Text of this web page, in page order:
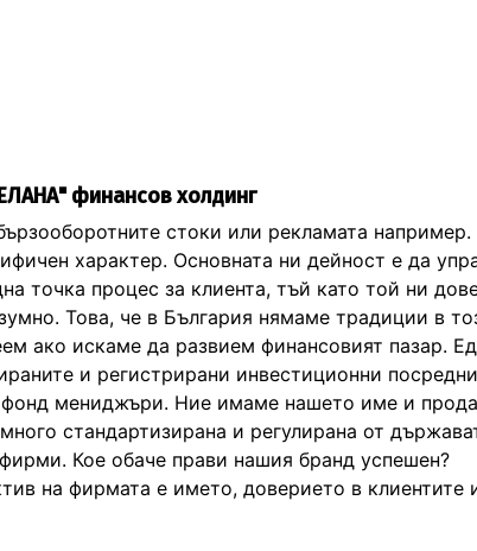
финансов холдинг
стоки или рекламата
характер. Основната ни дейност е да
точка процес за клиента, тъй като той ни
Това, че в България нямаме традиции в
ако искаме да развием финансовият пазар.
и регистрирани инвестиционни
фонд мениджъри. Ние имаме нашето име и
стандартизирана и регулирана от
Кое обаче прави нашия бранд успешен?
на фирмата е името, доверието в клиентите